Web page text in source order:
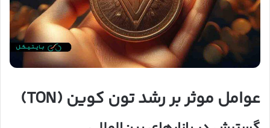
عوامل موثر بر رشد تون کوین (TON)